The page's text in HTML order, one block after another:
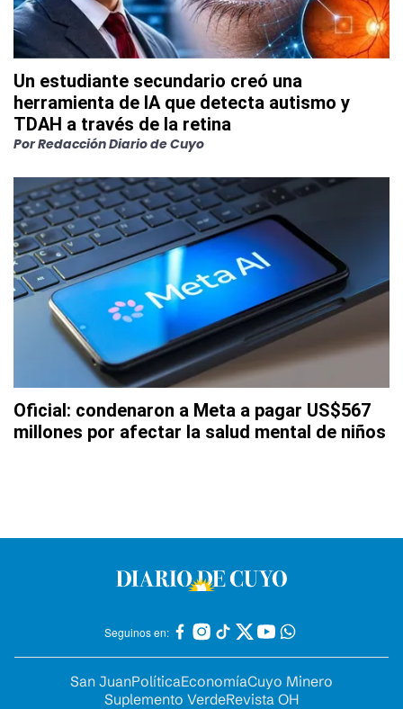
Un estudiante secundario creó una
herramienta de IA que detecta autismo y
TDAH a través de la retina
PorRedacción Diario de Cuyo
Oficial: condenaron a Meta a pagar US$567
millones por afectar la salud mental de niños
Seguinos en:
San JuanPolíticaEconomíaCuyo Minero
Suplemento VerdeRevista OH